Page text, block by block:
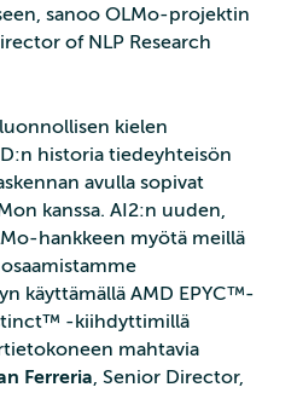
sanoo OLMo-projektin
of NLP Research
kielen
historia tiedeyhteisön
avulla sopivat
kanssa. AI2:n uuden,
hankkeen myötä meillä
käyttämällä AMD EPYC™-
-kiihdyttimillä
mahtavia
Ferreria, Senior Director,